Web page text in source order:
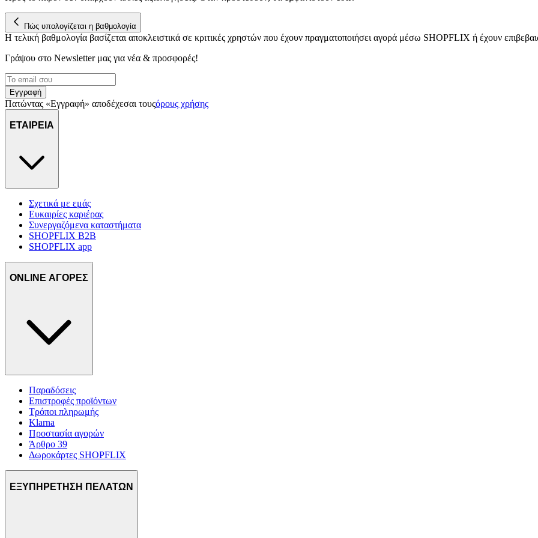
Πώς υπολογίζεται η βαθμολογία
Η τελική βαθμολογία βασίζεται αποκλειστικά σε κριτικές χρηστών που έχουν πραγματοποιήσει αγορά μέσω SHOPFLIX ή έχουν
Γράψου στο Νewsletter μας για νέα & προσφορές!
Εγγραφή
Πατώντας «Εγγραφή» αποδέχεσαι τουςόρους χρήσης
ΕΤΑΙΡΕΙΑ
Σχετικά με εμάς
Ευκαιρίες καριέρας
Συνεργαζόμενα καταστήματα
SHOPFLIX B2B
SHOPFLIX app
ONLINE ΑΓΟΡΕΣ
Παραδόσεις
Επιστροφές προϊόντων
Τρόποι πληρωμής
Klarna
Προστασία αγορών
Άρθρο 39
Δωροκάρτες SHOPFLIX
ΕΞΥΠΗΡΕΤΗΣΗ ΠΕΛΑΤΩΝ